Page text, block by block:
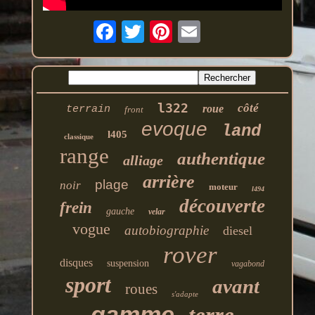
terrain front l322 roue côté
classique l405 evoque land
range alliage authentique
noir plage arrière moteur l494
frein gauche velar découverte
vogue autobiographie diesel
disques suspension rover vagabond
sport roues s'adapte avant